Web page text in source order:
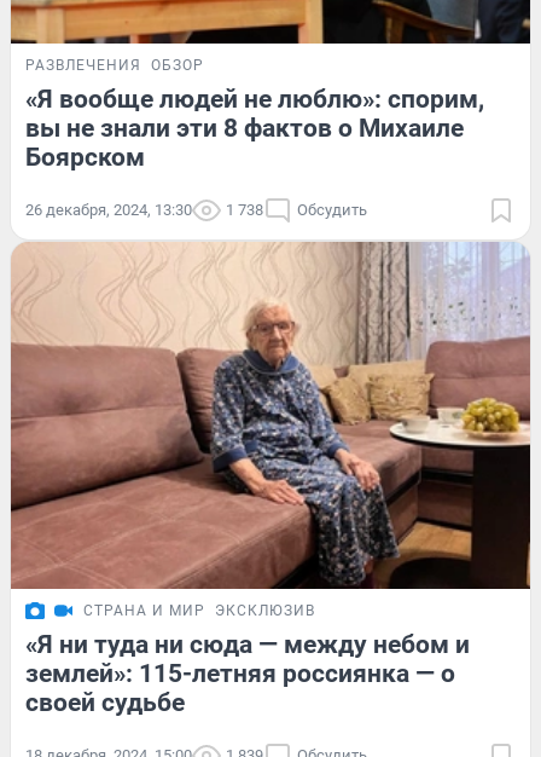
РАЗВЛЕЧЕНИЯ ОБЗОР
«Я вообще людей не люблю»: спорим,
вы не знали эти 8 фактов о Михаиле
Боярском
26 декабря, 2024, 13:30 1 738 Обсудить
СТРАНА И МИР ЭКСКЛЮЗИВ
«Я ни туда ни сюда — между небом и
землей»: 115-летняя россиянка — о
своей судьбе